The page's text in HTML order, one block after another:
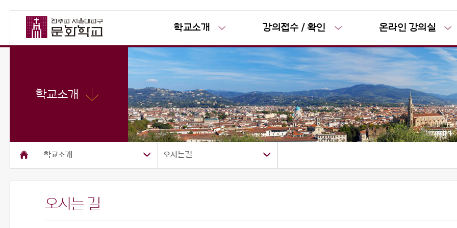
학교소개 강의접수 / 확인 온라인 강의실
학교소개
학교소개 오시는길
오시는 길